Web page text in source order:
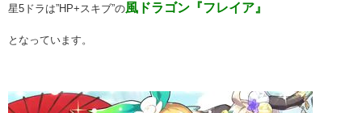
星5ドラは”HP+スキブ”の風ドラゴン『フレイア』
となっています。